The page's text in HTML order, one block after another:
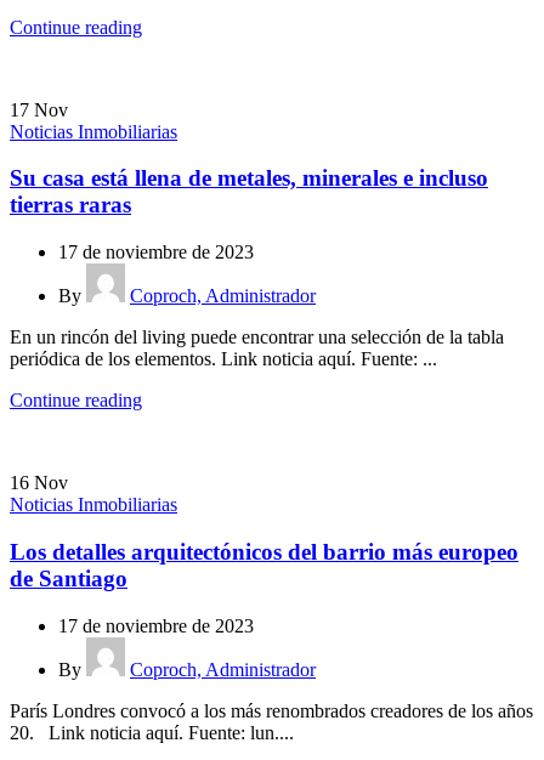
Continue reading
17 Nov
Noticias Inmobiliarias
Su casa está llena de metales, minerales e incluso
tierras raras
17 de noviembre de 2023
By
Coproch, Administrador
En un rincón del living puede encontrar una selección de la tabla
periódica de los elementos. Link noticia aquí. Fuente: ...
Continue reading
16 Nov
Noticias Inmobiliarias
Los detalles arquitectónicos del barrio más europeo
de Santiago
17 de noviembre de 2023
By
Coproch, Administrador
París Londres convocó a los más renombrados creadores de los años
20. Link noticia aquí. Fuente: lun....